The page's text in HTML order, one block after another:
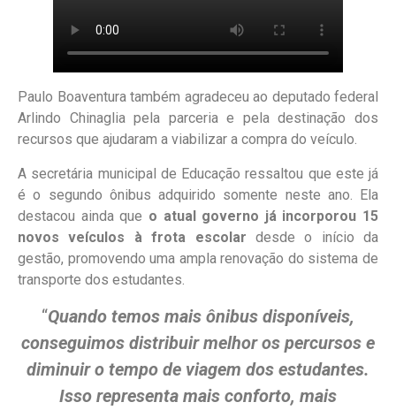
Paulo Boaventura também agradeceu ao deputado federal
Arlindo Chinaglia pela parceria e pela destinação dos
recursos que ajudaram a viabilizar a compra do veículo.
A secretária municipal de Educação ressaltou que este já
é o segundo ônibus adquirido somente neste ano. Ela
destacou ainda que o atual governo já incorporou 15
novos veículos à frota escolar desde o início da
gestão, promovendo uma ampla renovação do sistema de
transporte dos estudantes.
“Quando temos mais ônibus disponíveis,
conseguimos distribuir melhor os percursos e
diminuir o tempo de viagem dos estudantes.
Isso representa mais conforto, mais